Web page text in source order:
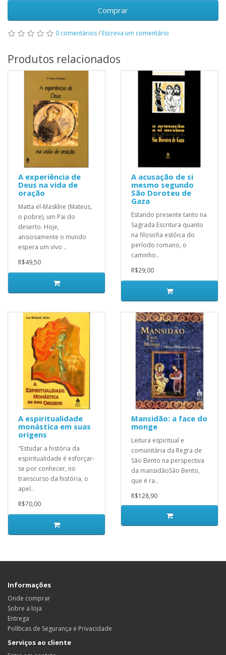
Comprar
0 comentários/ Escreva um comentário
Produtos relacionados
A experiência de
Deus na vida de
oração
Matta el-Maskîne (Mateus,
o pobre), um Pai do
deserto. Hoje,
ansiosamente o mundo
espera um vivo ..
R$49,50
A acusação de si
mesmo segundo
São Doroteu de
Gaza
Estando presente tanto na
Sagrada Escritura quanto
na filosofia estóica do
período romano, o
caminho..
R$29,00
A espiritualidade
monástica em suas
origens
"Estudar a história da
espiritualidade é esforçar-
se por conhecer, no
transcurso da história, o
apel..
R$70,00
Mansidão: a face do
monge
Leitura espiritual e
comunitária da Regra de
São Bento na perspectiva
da mansidãoSão Bento,
que é ra..
R$128,90
Informações
Onde comprar
Sobre a loja
Entrega
Políticas de Segurança e Privacidade
Serviços ao cliente